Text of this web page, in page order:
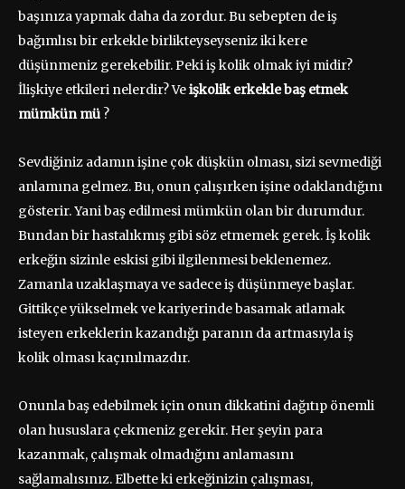
başınıza yapmak daha da zordur. Bu sebepten de iş
bağımlısı bir erkekle birlikteyseyseniz iki kere
düşünmeniz gerekebilir. Peki iş kolik olmak iyi midir?
İlişkiye etkileri nelerdir? Veişkolik erkekle baş etmek
mümkün mü ?
Sevdiğiniz adamın işine çok düşkün olması, sizi sevmediği
anlamına gelmez. Bu, onun çalışırken işine odaklandığını
gösterir. Yani baş edilmesi mümkün olan bir durumdur.
Bundan bir hastalıkmış gibi söz etmemek gerek. İş kolik
erkeğin sizinle eskisi gibi ilgilenmesi beklenemez.
Zamanla uzaklaşmaya ve sadece iş düşünmeye başlar.
Gittikçe yükselmek ve kariyerinde basamak atlamak
isteyen erkeklerin kazandığı paranın da artmasıyla iş
kolik olması kaçınılmazdır.
Onunla baş edebilmek için onun dikkatini dağıtıp önemli
olan hususlara çekmeniz gerekir. Her şeyin para
kazanmak, çalışmak olmadığını anlamasını
sağlamalısınız. Elbette ki erkeğinizin çalışması,